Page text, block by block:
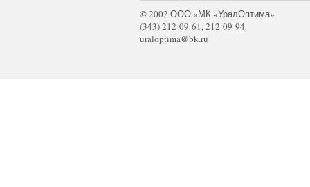
© 2002 ООО «МК «УралОптима»
(343) 212-09-61, 212-09-94
uraloptima@bk.ru